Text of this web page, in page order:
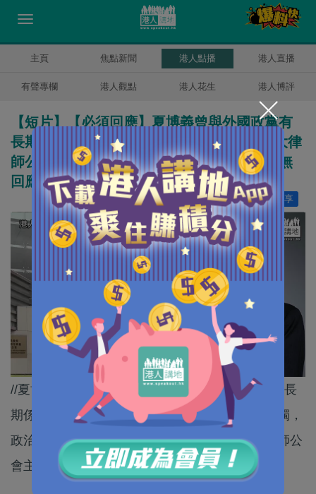
主頁 焦點新聞 港人點播 港人直播
有聲專欄 港人觀點 港人花生 港人博評
【短片】【必須回應】夏博義曾與外國政黨有
長期聯繫 香港政研會執行主席鄧德成:已向大律
師公會交逾萬市民簽名，促夏博義辭職，若無
回應、不排除採取法律行動
分享
讚好 28
//夏博義近日受訪時稱自己非「反華政客」，但他長
期係英國反華的自由民主黨成員、又曾撰文撐藏獨，
政治立場咁鮮明，係咪仲適合須保持中立嘅大律師公
會主席？//